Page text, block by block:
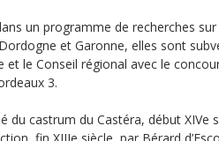
un programme de recherches
et Garonne, elles sont
et le Conseil régional avec le
3.
du castrum du Castéra, début XIVe